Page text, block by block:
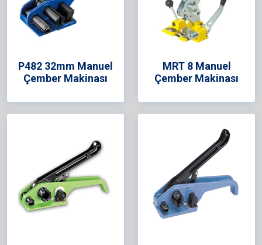
P482 32mm Manuel
Çember Makinası
MRT 8 Manuel
Çember Makinası